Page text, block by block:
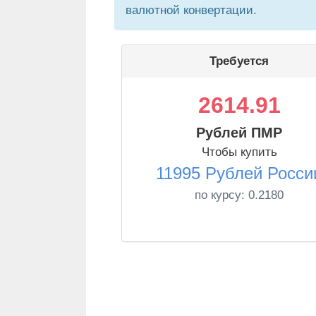
валютной конвертации.
Требуется
2614.91
Рублей ПМР
Чтобы купить
11995 Рублей
по курсу: 0.2180